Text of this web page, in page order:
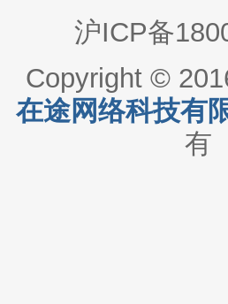
沪ICP备
Copyright ©
在途网络科技有
有